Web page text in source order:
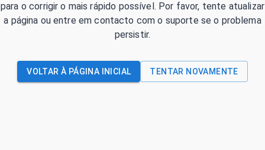
para o corrigir o mais rápido possível. Por favor, tente atualizar
a página ou entre em contacto com o suporte se o problema
persistir.
VOLTAR À PÁGINA INICIAL TENTAR NOVAMENTE